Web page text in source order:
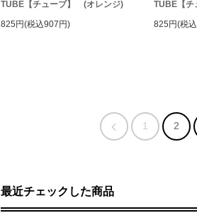
TUBE【チューブ】 (オレンジ)
825円(税込907円)
TUBE【
825円(税
1 2
最近チェックした商品